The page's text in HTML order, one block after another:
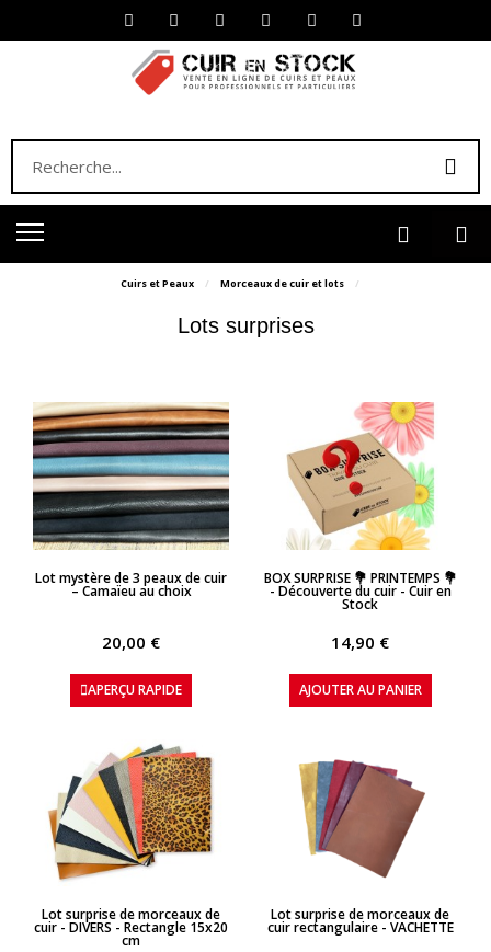
Cuirs et Peaux Morceaux de cuir et lots
Lots surprises
APERÇU RAPIDE
Lot mystère de 3 peaux de cuir
– Camaïeu au choix
20,00 €
APERÇU RAPIDE
APERÇU RAPIDE
BOX SURPRISE 💐 PRINTEMPS 💐
- Découverte du cuir - Cuir en
Stock
14,90 €
AJOUTER AU PANIER
APERÇU RAPIDE
Lot surprise de morceaux de
cuir - DIVERS - Rectangle 15x20
cm
APERÇU RAPIDE
Lot surprise de morceaux de
cuir rectangulaire - VACHETTE